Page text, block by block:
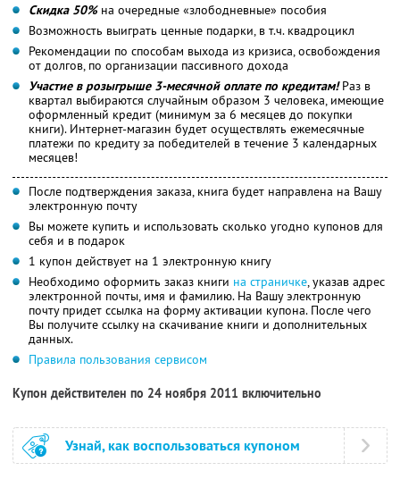
Скидка 50%на очередные «злободневные» пособия
Возможность выиграть ценные подарки, в т.ч. квадроцикл
Рекомендации по способам выхода из кризиса, освобождения
от долгов, по организации пассивного дохода
Участие в розыгрыше 3-месячной оплате по кредитам!Раз в
квартал выбираются случайным образом 3 человека, имеющие
оформленный кредит (минимум за 6 месяцев до покупки
книги). Интернет-магазин будет осуществлять ежемесячные
платежи по кредиту за победителей в течение 3 календарных
месяцев!
После подтверждения заказа, книга будет направлена на Вашу
электронную почту
Вы можете купить и использовать сколько угодно купонов для
себя и в подарок
1 купон действует на 1 электронную книгу
Необходимо оформить заказ книги на страничке, указав адрес
электронной почты, имя и фамилию. На Вашу электронную
почту придет ссылка на форму активации купона. После чего
Вы получите ссылку на скачивание книги и дополнительных
данных.
Правила пользования сервисом
Купон действителен по 24 ноября 2011 включительно
Узнай, как воспользоваться купоном